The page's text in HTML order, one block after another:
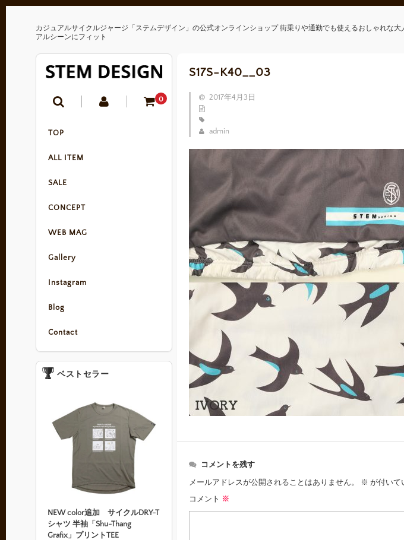
カジュアルサイクルジャージ「ステムデザイン」の公式オンラインショップ 街乗りや通勤でも使えるおしゃれな
アルシーンにフィット
0
TOP
ALL ITEM
SALE
CONCEPT
WEB MAG
Gallery
Instagram
Blog
Contact
S17S-K40__03
2017年4月3日
admin
コメントを残す
メールアドレスが公開されることはありません。 ※ が付いて
コメント ※
ベストセラー
NEW color追加 サイクルDRY-T
シャツ 半袖「Shu-Thang
Grafix」プリントTEE